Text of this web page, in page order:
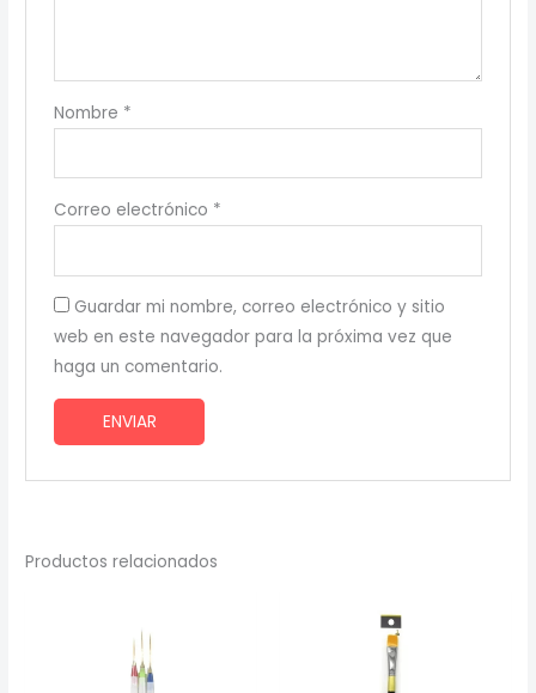
Nombre *
Correo electrónico *
Guardar mi nombre, correo electrónico y sitio
web en este navegador para la próxima vez que
haga un comentario.
Productos relacionados